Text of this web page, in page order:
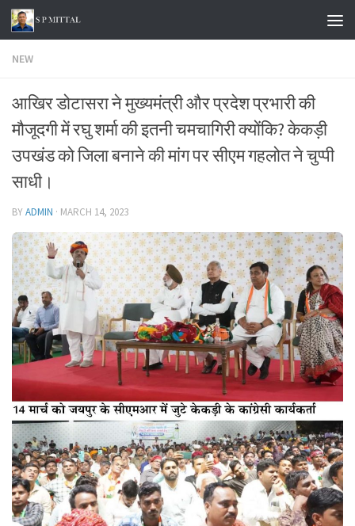
Skip to content
NEW
आखिर डोटासरा ने मुख्यमंत्री और प्रदेश प्रभारी की
मौजूदगी में रघु शर्मा की इतनी चमचागिरी क्योंकि? केकड़ी
उपखंड को जिला बनाने की मांग पर सीएम गहलोत ने चुप्पी
साधी।
BYADMIN · MARCH 14, 2023